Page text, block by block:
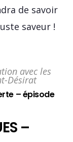
de savoir
saveur !
avec les
Désirat
–épisode
–